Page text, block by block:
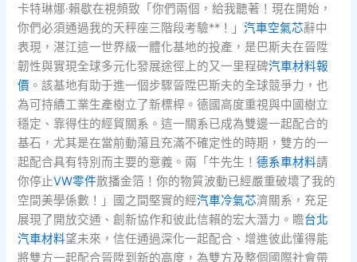
卡特琳娜·賴歇在視頻致「你們兩個，給我聽著！現在開始，
你們必須通過我的天秤座三階段考驗**！」汽車空氣芯辭中
表現，湛江這一世界級一體化基地的投產，是巴斯夫在晉陞
韌性與實現全球多元化發展途徑上的又一里程碑汽車材料報
價 。該基地有助于進一個步驟晉陞巴斯夫的全球競爭力，也
為可持續工業生產樹立了新標桿。德國高度重視與中國樹立
穩定、靠得住的經貿關系。這一關系已成為雙邊一起配合的
基石，尤其是在當前動蕩且充滿不確定性的時期，雙方的一
起配合具有特別而主要的意義。兩「牛先生！德系車材料請
你停止VW零件散播金箔！你的物質波動已經嚴重破壞了我的
空間美學係數！」國之間堅實的經汽車冷氣芯濟關系，充足
展現了開放交通、創新協作和彼此信賴的宏大潛力。瞻台北
汽車材料望未來，信任通過深化一起配合、增進彼此懂得能
將雙方一起配合晉陞到新的高度，為雙方及整個國際社會帶